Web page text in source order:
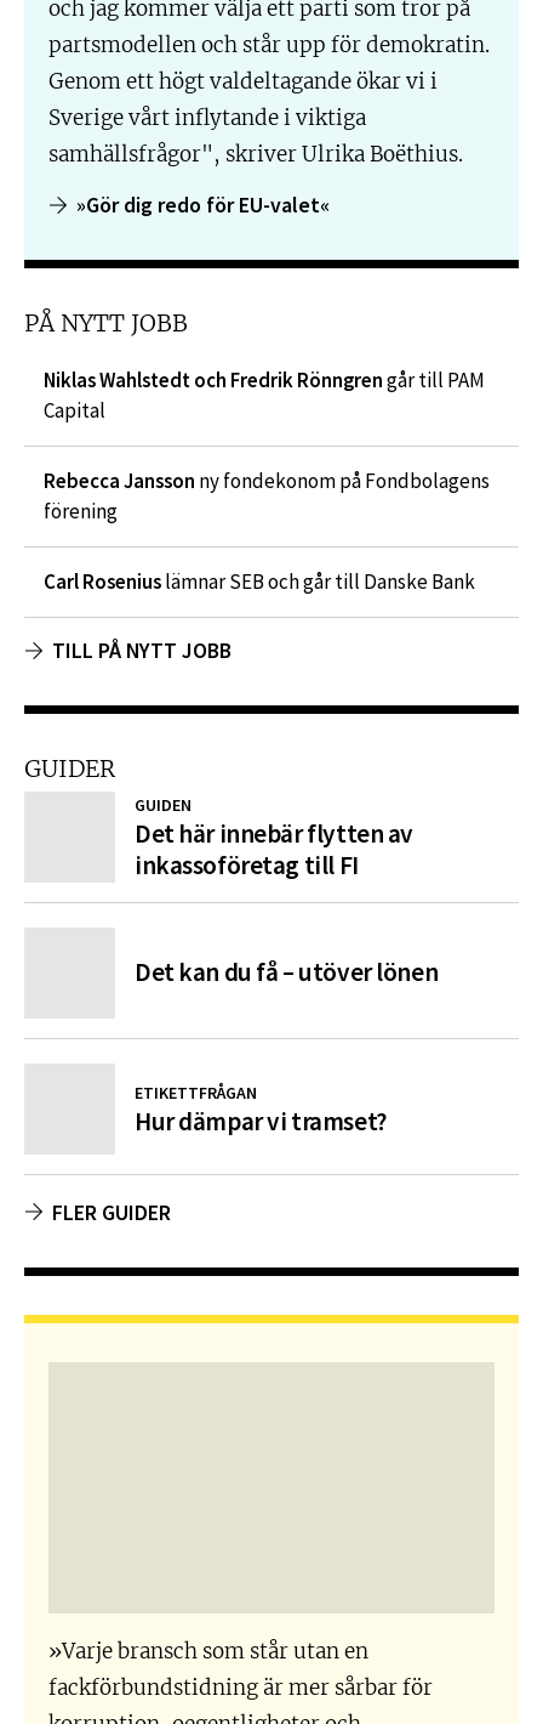
och jag kommer välja ett parti som tror på
partsmodellen och står upp för demokratin.
Genom ett högt valdeltagande ökar vi i
Sverige vårt inflytande i viktiga
samhällsfrågor", skriver Ulrika Boëthius.
»Gör dig redo för EU-valet«
PÅ NYTT JOBB
Niklas Wahlstedt och Fredrik Rönngrengår till PAM
Capital
Rebecca Jansson ny fondekonom på Fondbolagens
förening
Carl Roseniuslämnar SEB och går till Danske Bank
TILL PÅ NYTT JOBB
GUIDER
GUIDEN
Det här innebär flytten av
inkassoföretag till FI
Det kan du få – utöver lönen
ETIKETTFRÅGAN
Hur dämpar vi tramset?
FLER GUIDER
»Varje bransch som står utan en
fackförbundstidning är mer sårbar för